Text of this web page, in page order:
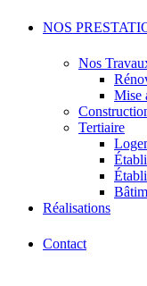
NOS
Nos
Mise
Tertiaire
Réalisations
Contact